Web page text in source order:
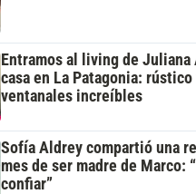
Entramos al living de Juliana
casa en La Patagonia: rústico
ventanales increíbles
Sofía Aldrey compartió una
mes de ser madre de Marco:
confiar”